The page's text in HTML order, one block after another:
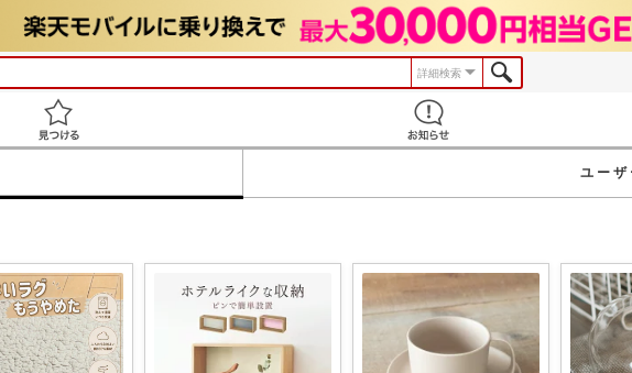
詳細検索
ユーザ